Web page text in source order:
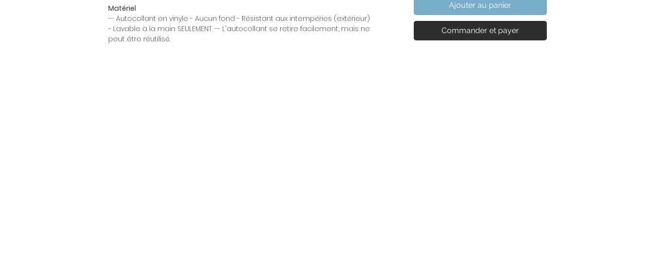
Matériel
-- Autocollant en vinyle - Aucun fond - Résistant aux intempéries (extérieur)
- Lavable à la main SEULEMENT. -- L'autocollant se retire facilement, mais ne
peut être réutilisé.
Ajouter au panier
Commander et payer